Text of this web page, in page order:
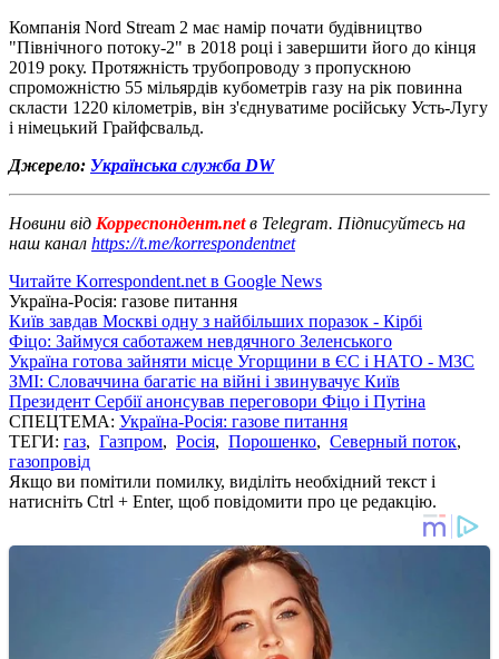
Компанія Nord Stream 2 має намір почати будівництво
"Північного потоку-2" в 2018 році і завершити його до кінця
2019 року. Протяжність трубопроводу з пропускною
спроможністю 55 мільярдів кубометрів газу на рік повинна
скласти 1220 кілометрів, він з'єднуватиме російську Усть-Лугу
і німецький Грайфсвальд.
Джерело: Українська служба DW
Новини від Корреспондент.netв Telegram. Підписуйтесь на
наш канал https://t.me/korrespondentnet
Читайте Korrespondent.net в Google News
Україна-Росія: газове питання
Київ завдав Москві одну з найбільших поразок - Кірбі
Фіцо: Займуся саботажем невдячного Зеленського
Україна готова зайняти місце Угорщини в ЄС і НАТО - МЗС
ЗМІ: Словаччина багатіє на війні і звинувачує Київ
Президент Сербії анонсував переговори Фіцо і Путіна
СПЕЦТЕМА: Україна-Росія: газове питання
ТЕГИ: газ, Газпром, Росія, Порошенко, Северный поток,
газопровід
Якщо ви помітили помилку, виділіть необхідний текст і
натисніть Ctrl + Enter, щоб повідомити про це редакцію.